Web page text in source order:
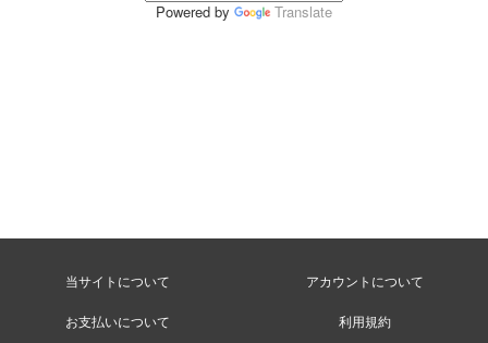
Powered by Translate
当サイトについて アカウントについて
お支払いについて 利用規約